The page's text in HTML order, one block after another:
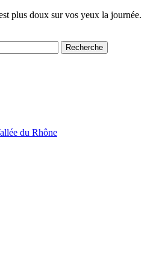
plus doux sur vos yeux la journée.
Recherche